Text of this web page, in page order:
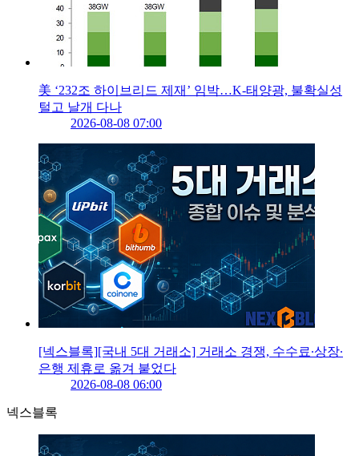
美 ‘232조 하이브리드 제재’ 임박…K-태양광, 불확실성
털고 날개 다나
2026-08-08 07:00
[넥스블록][국내 5대 거래소] 거래소 경쟁, 수수료∙상장∙
은행 제휴로 옮겨 붙었다
2026-08-08 06:00
넥스블록